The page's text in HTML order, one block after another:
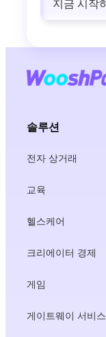
솔루션
전자 상거래
교육
헬스케어
크리에이터 경제
게임
게이트웨이 서비스